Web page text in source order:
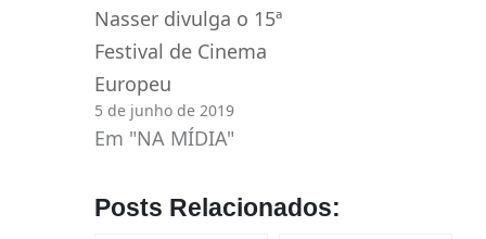
Nasser divulga o 15ª
Festival de Cinema
Europeu
5 de junho de 2019
Em "NA MÍDIA"
Posts Relacionados: